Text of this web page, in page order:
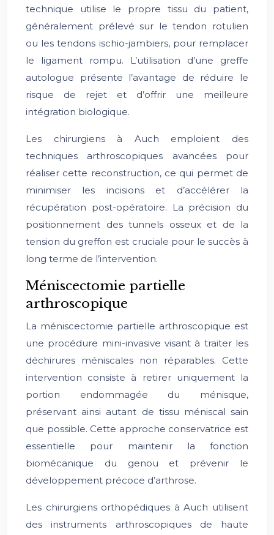
technique utilise le propre tissu du patient,
généralement prélevé sur le tendon rotulien
ou les tendons ischio-jambiers, pour remplacer
le ligament rompu. L’utilisation d’une greffe
autologue présente l’avantage de réduire le
risque de rejet et d’offrir une meilleure
intégration biologique.
Les chirurgiens à Auch emploient des
techniques arthroscopiques avancées pour
réaliser cette reconstruction, ce qui permet de
minimiser les incisions et d’accélérer la
récupération post-opératoire. La précision du
positionnement des tunnels osseux et de la
tension du greffon est cruciale pour le succès à
long terme de l’intervention.
Méniscectomie partielle
arthroscopique
La méniscectomie partielle arthroscopique est
une procédure mini-invasive visant à traiter les
déchirures méniscales non réparables. Cette
intervention consiste à retirer uniquement la
portion endommagée du ménisque,
préservant ainsi autant de tissu méniscal sain
que possible. Cette approche conservatrice est
essentielle pour maintenir la fonction
biomécanique du genou et prévenir le
développement précoce d’arthrose.
Les chirurgiens orthopédiques à Auch utilisent
des instruments arthroscopiques de haute